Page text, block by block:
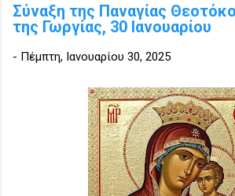
Σύναξη της Παναγίας
της Γωργίας, 30 Ιανουαρίου
- Πέμπτη, Ιανουαρίου 30, 2025